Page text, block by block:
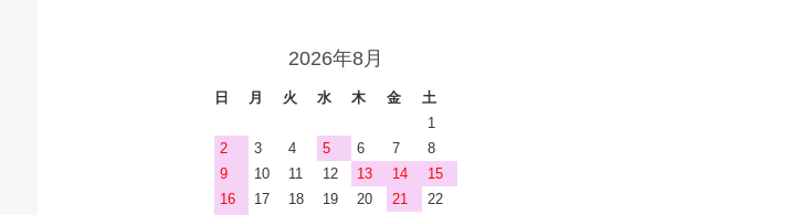
2026年8月
日 月 火 水 木 金
土
1
2
3 4 5 6 7
8
9
10 11 12 13 14
15
16
17 18 19 20 21
22